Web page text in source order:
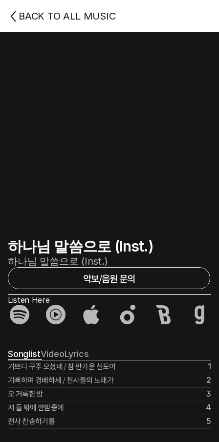
BACK TO ALL MUSIC
하나님 말씀으로 (Inst.)
하나님 말씀으로 (Inst.)
악보/음원 문의
Listen Here
VideoLyrics
Songlist
기쁘다 구주 오셨네 / 참 반가운 신도여
1
기뻐하며 경배하세 / 천사들의 노래가 2
오 거룩한 밤 3
저 들 밖에 한밤중에 4
천사 찬송하기를 5